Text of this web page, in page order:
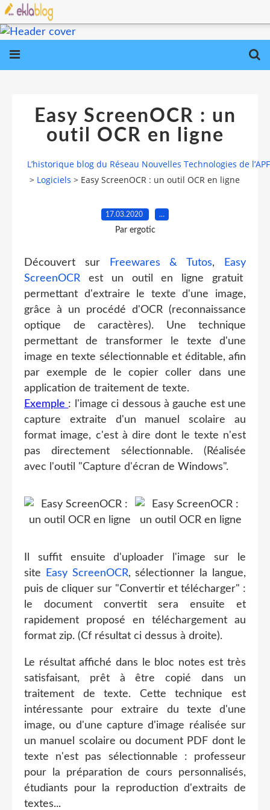
Easy ScreenOCR : un
outil OCR en ligne
L’historique blog du Réseau Nouvelles Technologies de
> Logiciels > Easy ScreenOCR : un outil OCR en ligne
17.03.2020 …
Par ergotic
Découvert sur Freewares & Tutos,
Easy
ScreenOCR est un outil en ligne gratuit
permettant d'extraire le texte d'une image,
grâce à un procédé d'OCR (reconnaissance
optique de caractères). Une technique
permettant de transformer le texte d'une
image en texte sélectionnable et éditable, afin
par exemple de le copier coller dans une
application de traitement de texte.
Exemple : l'image ci dessous à gauche est une
capture extraite d'un manuel scolaire au
format image, c'est à dire dont le texte n'est
pas directement sélectionnable. (Réalisée
avec l'outil "Capture d'écran de Windows".
Il suffit ensuite d'uploader l'image sur le
site
Easy ScreenOCR, sélectionner la langue,
puis de cliquer sur "Convertir et télécharger" :
le document convertit sera ensuite et
rapidement proposé en téléchargement au
format zip. (Cf résultat ci dessus à droite).
Le résultat affiché dans le bloc notes est très
satisfaisant, prêt à être copié dans un
traitement de texte. Cette technique est
intéressante pour extraire du texte d'une
image, ou d'une capture d'image réalisée sur
un manuel scolaire ou document PDF dont le
texte n'est pas sélectionnable : professeur
pour la préparation de cours personnalisés,
étudiants pour la reproduction d'extraits de
textes...